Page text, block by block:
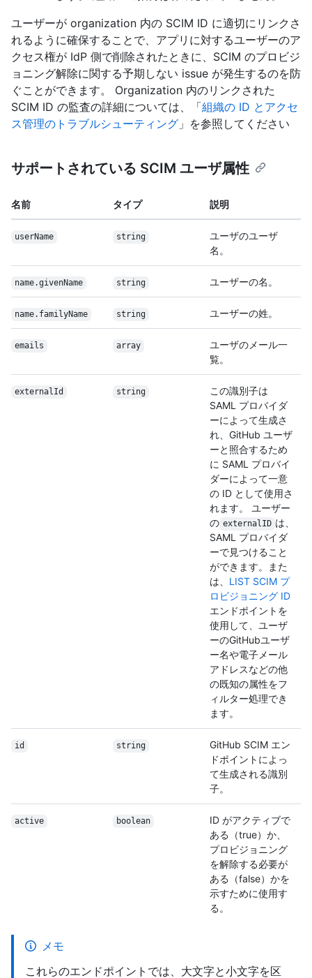
ユーザーが organization 内の SCIM ID に適切にリンクさ
れるように確保することで、アプリに対するユーザーのア
クセス権が IdP 側で削除されたときに、SCIM のプロビジ
ョニング解除に関する予期しない issue が発生するのを防
ぐことができます。 Organization 内のリンクされた
SCIM ID の監査の詳細については、「組織の ID とアクセ
ス管理のトラブルシューティング 」を参照してください
サポートされている SCIM ユーザ属性
名前 タイプ 説明
userName string
ユーザのユーザ
名。
name.givenName string ユーザーの名。
name.familyName string ユーザーの姓。
emails array
ユーザのメール一
覧。
externalId string
この識別子は
SAML プロバイダ
ーによって生成さ
れ、GitHub ユーザ
ーと照合するため
に SAML プロバイ
ダーによって一意
の ID として使用さ
れます。 ユーザー
の externalID は、
SAML プロバイダ
ーで見つけること
ができます。また
は、 LIST SCIM プ
ロビジョニング ID
エンドポイントを
使用して、ユーザ
ーのGitHubユーザ
ー名や電子メール
アドレスなどの他
の既知の属性をフ
ィルター処理でき
ます。
id string
GitHub SCIM エン
ドポイントによっ
て生成される識別
子。
active boolean
ID がアクティブで
ある（true）か、
プロビジョニング
を解除する必要が
ある（false）かを
示すために使用す
る。
メモ
これらのエンドポイントでは、大文字と小文字を区